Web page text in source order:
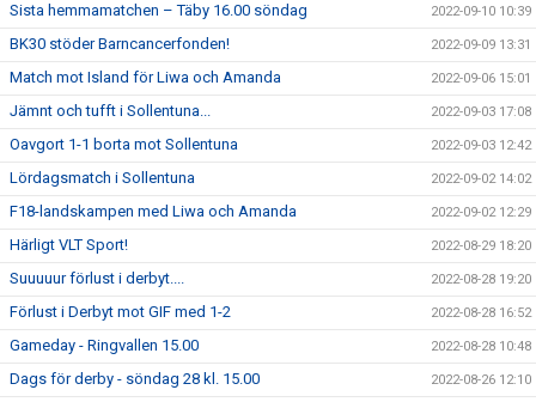
Sista hemmamatchen – Täby 16.00 söndag 2022-09-10 10:39
BK30 stöder Barncancerfonden! 2022-09-09 13:31
Match mot Island för Liwa och Amanda 2022-09-06 15:01
Jämnt och tufft i Sollentuna... 2022-09-03 17:08
Oavgort 1-1 borta mot Sollentuna 2022-09-03 12:42
Lördagsmatch i Sollentuna 2022-09-02 14:02
F18-landskampen med Liwa och Amanda 2022-09-02 12:29
Härligt VLT Sport! 2022-08-29 18:20
Suuuuur förlust i derbyt.... 2022-08-28 19:20
Förlust i Derbyt mot GIF med 1-2 2022-08-28 16:52
Gameday - Ringvallen 15.00 2022-08-28 10:48
Dags för derby - söndag 28 kl. 15.00 2022-08-26 12:10